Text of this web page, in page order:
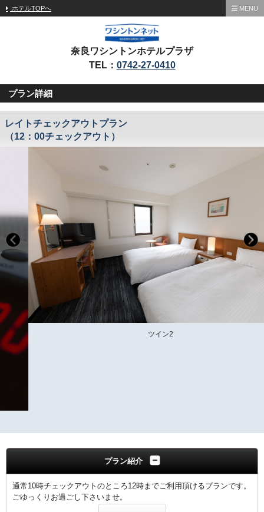
ホテルTOPへ MENU
奈良ワシントンホテルプラザ
TEL： 0742-27-0410
プラン詳細
レイトチェックアウトプラン
（12：00チェックアウト）
プラン紹介
通常10時チェックアウトのところ12時までご利用頂けるプランです。
ごゆっくりお過ごし下さいませ。